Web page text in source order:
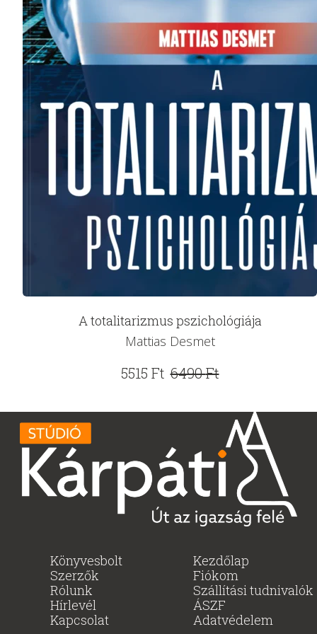
A totalitarizmus pszichológiája
Mattias Desmet
6490Ft
Original
was:
5515 Ft
Current
is:
Könyvesbolt
Szerzők
Rólunk
Hírlevél
Kapcsolat
Kezdőlap
Fiókom
Szállítási tudnivalók
ÁSZF
Adatvédelem